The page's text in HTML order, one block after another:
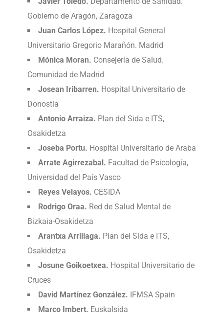
Gobierno de Aragón, Zaragoza
Juan Carlos López. Hospital General
Universitario Gregorio Marañón. Madrid
Mónica Moran. Consejería de Salud.
Comunidad de Madrid
Josean Iribarren. Hospital Universitario de
Donostia
Antonio Arraiza. Plan del Sida e ITS,
Osakidetza
Joseba Portu. Hospital Universitario de Araba
Arrate Agirrezabal. Facultad de Psicología,
Universidad del País Vasco
Reyes Velayos. CESIDA
Rodrigo Oraa. Red de Salud Mental de
Bizkaia-Osakidetza
Arantxa Arrillaga. Plan del Sida e ITS,
Osakidetza
Josune Goikoetxea. Hospital Universitario de
Cruces
David Martínez González. IFMSA Spain
Marco Imbert. Euskalsida